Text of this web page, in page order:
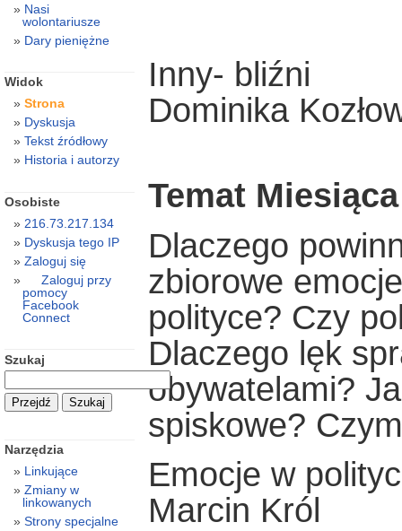
Inny- bliźni
Dominika
Temat Miesiąca
Dlaczego
zbiorowe
polityce? Czy
Dlaczego lęk
obywatelami?
spiskowe?
Emocje w
Marcin Król
Nasi
wolontariusze
Dary pieniężne
Widok
Strona
Dyskusja
Tekst źródłowy
Historia i autorzy
Osobiste
216.73.217.134
Dyskusja tego IP
Zaloguj się
Zaloguj przy
pomocy
Facebook
Connect
Szukaj
Narzędzia
Linkujące
Zmiany w
linkowanych
Strony specjalne